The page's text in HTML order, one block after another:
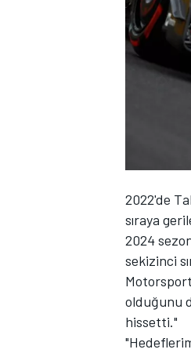
2022'de
sıraya
2024
sekizinci
olduğunu
hissetti."